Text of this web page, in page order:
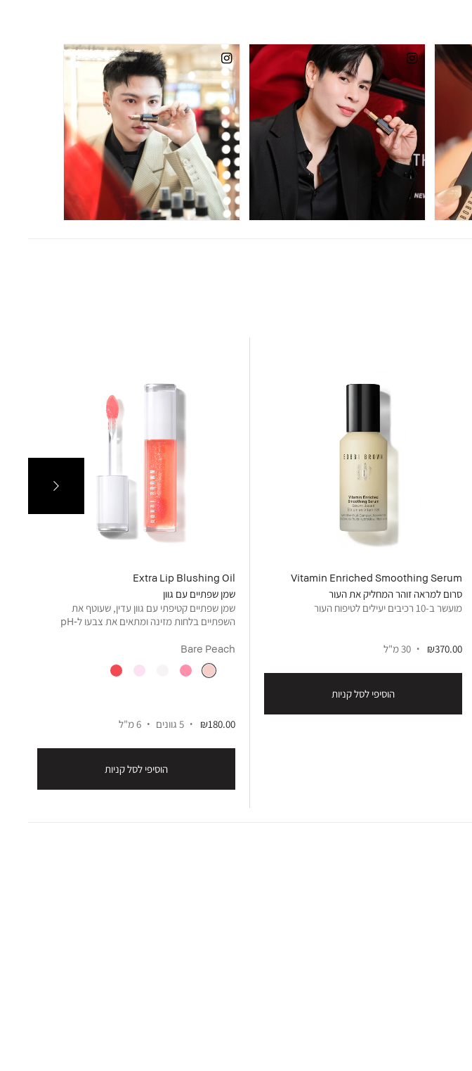
Vitamin Enriched Smoothing Serum
סרום למראה זוהר המחליק את העור
מועשר ב-10 רכיבים יעילים לטיפוח העור
₪370.00 30 מ"ל
הוסיפי לסל קניות
Extra Lip Blushing Oil
שמן שפתיים עם גוון
שמן שפתיים קטיפתי עם גוון עדין, שעוטף את
השפתיים בלחות מזינה ומתאים את צבעו ל‑pH
עוצמתי.
Bare Peach
₪180.00 5 גוונים 6 מ"ל
הוסיפי לסל קניות